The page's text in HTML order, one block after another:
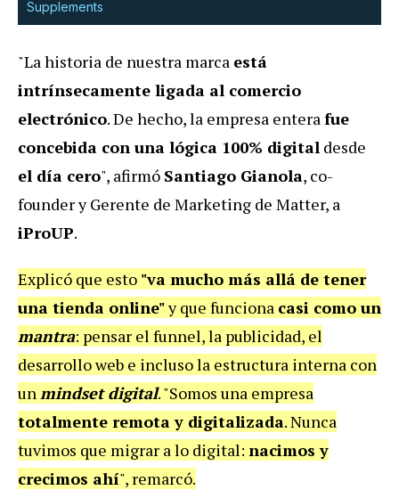
Supplements
"La historia de nuestra marca está
intrínsecamente ligada al comercio
electrónico. De hecho, la empresa enterafue
concebida con una lógica 100% digital desde
el día cero", afirmó Santiago Gianola, co-
founder y Gerente de Marketing de Matter, a
iProUP.
Explicó que esto "va mucho más allá de tener
una tienda online"y que funciona casi como un
mantra: pensar el funnel, la publicidad, el
desarrollo web e incluso la estructura interna con
unmindset digital. "Somos una empresa
totalmente remota y digitalizada. Nunca
tuvimos que migrar a lo digital: nacimos y
crecimos ahí", remarcó.